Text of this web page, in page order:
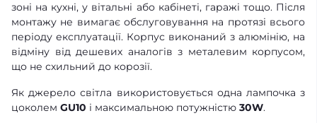
зоні на кухні, у вітальні або кабінеті, гаражі тощо. Після
монтажу не вимагає обслуговування на протязі всього
періоду експлуатації. Корпус виконаний з алюмінію, на
відміну від дешевих аналогів з металевим корпусом,
що не схильний до корозії.
Як джерело світла використовується одна лампочка з
цоколем GU10 і максимальною потужністю 30W.